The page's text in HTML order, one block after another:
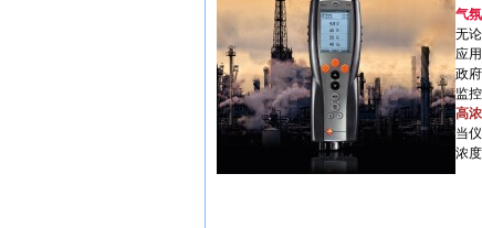
气
无
应
政
监
高
当
浓